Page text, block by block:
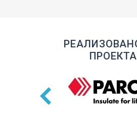
РЕАЛИЗОВАНО 273
ПРОЕКТА